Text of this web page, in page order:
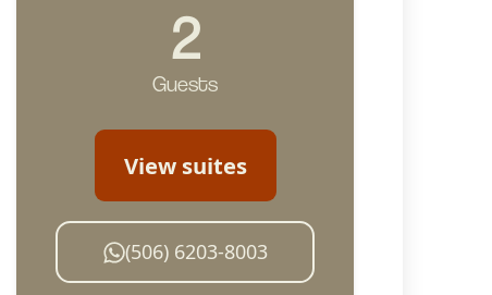
2
Guests
View suites
(506) 6203-8003